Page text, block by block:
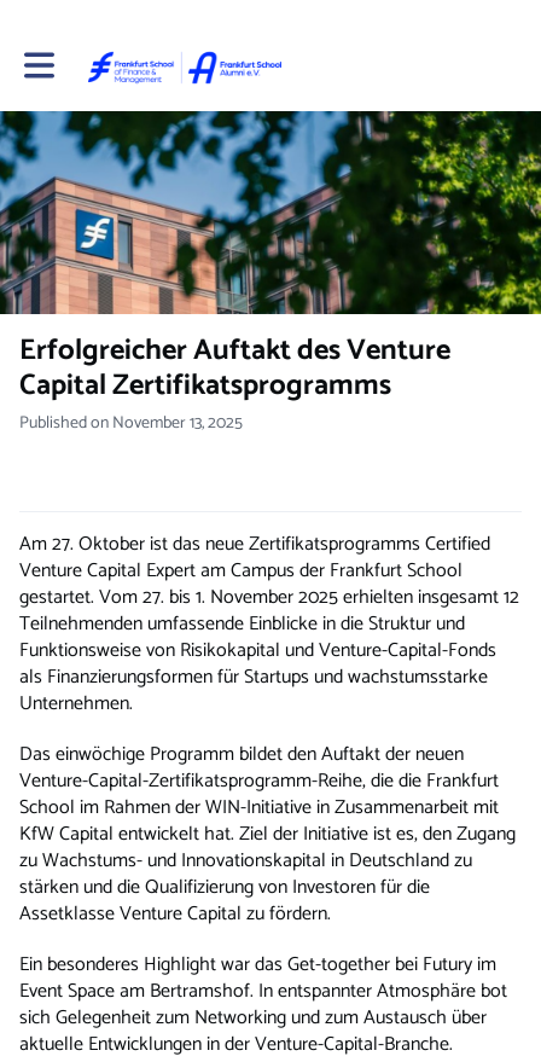
Toggle main navigation
Erfolgreicher Auftakt des Venture
Capital Zertifikatsprogramms
Published on November 13, 2025
Am 27. Oktober ist das neue Zertifikatsprogramms Certified
Venture Capital Expert am Campus der Frankfurt School
gestartet. Vom 27. bis 1. November 2025 erhielten insgesamt 12
Teilnehmenden umfassende Einblicke in die Struktur und
Funktionsweise von Risikokapital und Venture-Capital-Fonds
als Finanzierungsformen für Startups und wachstumsstarke
Unternehmen.
Das einwöchige Programm bildet den Auftakt der neuen
Venture-Capital-Zertifikatsprogramm-Reihe, die die Frankfurt
School im Rahmen der WIN-Initiative in Zusammenarbeit mit
KfW Capital entwickelt hat. Ziel der Initiative ist es, den Zugang
zu Wachstums- und Innovationskapital in Deutschland zu
stärken und die Qualifizierung von Investoren für die
Assetklasse Venture Capital zu fördern.
Ein besonderes Highlight war das Get-together bei Futury im
Event Space am Bertramshof. In entspannter Atmosphäre bot
sich Gelegenheit zum Networking und zum Austausch über
aktuelle Entwicklungen in der Venture-Capital-Branche.